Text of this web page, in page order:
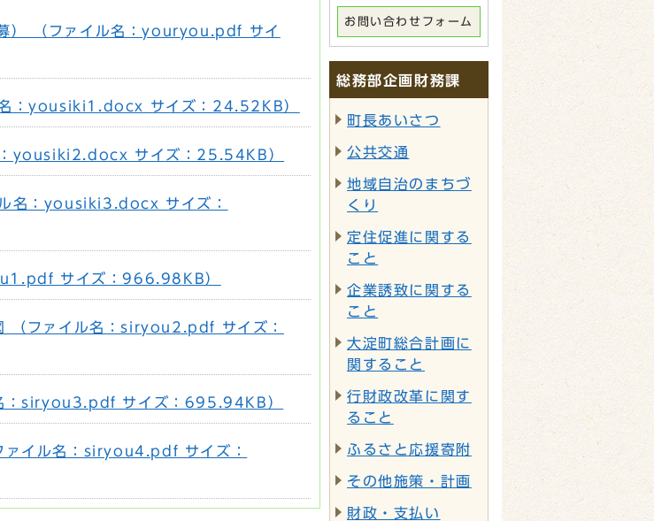
） （ファイル名：youryou.pdf サイ
名：yousiki1.docx サイズ：24.52KB）
：yousiki2.docx サイズ：25.54KB）
ル名：yousiki3.docx サイズ：
サイズ：966.98KB）
（ファイル名：siryou2.pdf サイズ：
：siryou3.pdf サイズ：695.94KB）
ァイル名：siryou4.pdf サイズ：
お問い合わせフォーム
総務部企画財務課
町長あいさつ
公共交通
地域自治のまちづ
くり
定住促進に関する
こと
企業誘致に関する
こと
大淀町総合計画に
関すること
行財政改革に関す
ること
ふるさと応援寄附
その他施策・計画
財政・支払い